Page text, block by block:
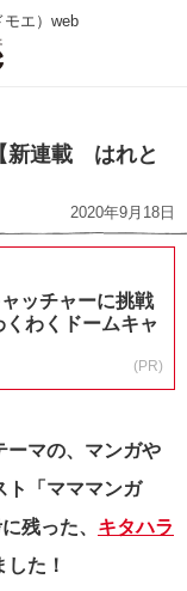
エ）web
新連載 はれと
2020年9月18日
ッチャーに挑戦
わくドームキャ
(PR)
ーマの、マンガや
ト「マママンガ
残った、 キタハラ
た！